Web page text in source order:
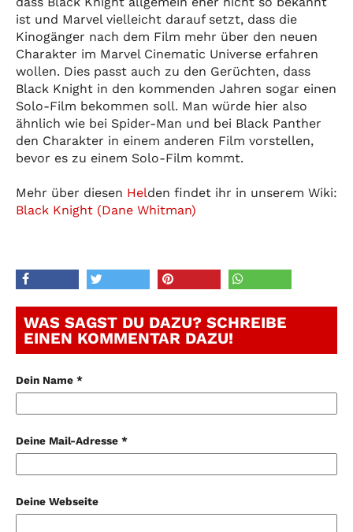
ist und Marvel vielleicht darauf setzt, dass die
Kinogänger nach dem Film mehr über den neuen
Charakter im Marvel Cinematic Universe erfahren
wollen. Dies passt auch zu den Gerüchten, dass
Black Knight in den kommenden Jahren sogar einen
Solo-Film bekommen soll. Man würde hier also
ähnlich wie bei Spider-Man und bei Black Panther
den Charakter in einem anderen Film vorstellen,
bevor es zu einem Solo-Film kommt.
Mehr über diesen Helden findet ihr in unserem Wiki:
Black Knight (Dane Whitman)
WAS SAGST DU DAZU? SCHREIBE
EINEN KOMMENTAR DAZU!
Dein Name *
Deine Mail-Adresse *
Deine Webseite